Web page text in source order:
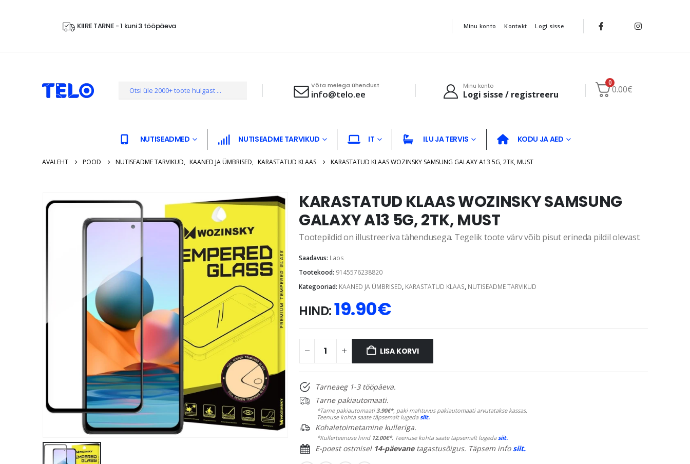
KIIRE TARNE - 1 kuni 3 tööpäeva Minu konto Kontakt Logi sisse
Võta meiega ühendust
info@telo.ee
Minu konto
Logi sisse / registreeru
0
0.00€
NUTISEADMED NUTISEADME TARVIKUD IT ILU JA TERVIS KODU JA AED
AVALEHT POOD NUTISEADME TARVIKUD, KAANED JA ÜMBRISED, KARASTATUD KLAAS KARASTATUD KLAAS WOZINSKY SAMSUNG GALAXY A13 5G, 2TK, MUST
KARASTATUD KLAAS WOZINSKY SAMSUNG
GALAXY A13 5G, 2TK, MUST
Tootepildid on illustreeriva tähendusega. Tegelik toote värv võib pisut erineda pildil olevast.
Saadavus: Laos
Tootekood: 9145576238820
Kategooriad: KAANED JA ÜMBRISED, KARASTATUD KLAAS, NUTISEADME TARVIKUD
HIND:19.90€
LISA KORVI
Tarneaeg 1-3 tööpäeva.
Tarne pakiautomaati.
*Tarne pakiautomaati3.90€*, paki mahtuvus pakiautomaati arvutatakse kassas.
Teenuse kohta saate täpsemalt lugedasiit.
Kohaletoimetamine kulleriga.
*Kullerteenuse hind 12.00€*. Teenuse kohta saate täpsemalt lugedasiit.
E-poest ostmisel 14-päevanetagastusõigus. Täpsem info siit.